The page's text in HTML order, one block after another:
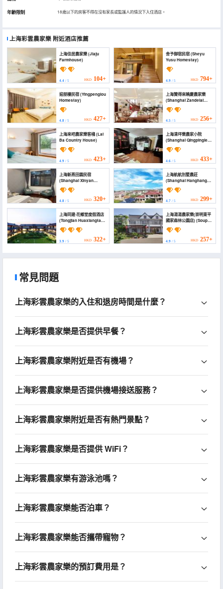
年齡限制 18歲以下的房客不得在沒有家長或監護人的情況下入住酒店。
上海彩雲農家樂 附近酒店推薦
上海佳居農家樂 (Jiaju
Farmhouse)
4.4 / 5 HKD 104+
舍予御宿民宿 (Sheyu
Yusu Homestay)
4.9/ 5 HKD 794+
迎朋樓民宿 (Yingpenglou
Homestay)
4.8 / 5 HKD 427+
上海贊得來曉慶農家樂
(Shanghai Zandelai
Xiaoqing Farm Stay)
4.5/ 5 HKD 256+
上海來吧農家樂客棧 (Lai
Ba Country House)
4.9 / 5 HKD 423+
上海清坪樂農家小院
(Shanghai Qingpingle
Farmhouse Xiaoyuan)
4.6/ 5 HKD 433+
上海新燕田園民宿
(Shanghai Xinyan
Countryside
Homestay)
4.8 / 5 HKD 320+
上海航航別墅農莊
(Shanghai Hanghang
Villa Farm)
4.7/ 5 HKD 299+
上海同建·花鄉堂度假酒店
(Tongjian Huaxiangtang
Resort)
3.9 / 5 HKD 322+
上海湯湯農家樂(崇明東平
國家森林公園店) (Soup
farmhouse)
4.9/ 5 HKD 257+
常見問題
上海彩雲農家樂的入住和退房時間是什麼？
上海彩雲農家樂是否提供早餐？
上海彩雲農家樂附近是否有機場？
上海彩雲農家樂是否提供機場接送服務？
上海彩雲農家樂附近是否有熱門景點？
上海彩雲農家樂是否提供 WiFi？
上海彩雲農家樂有游泳池嗎？
上海彩雲農家樂能否泊車？
上海彩雲農家樂能否攜帶寵物？
上海彩雲農家樂的預訂費用是？